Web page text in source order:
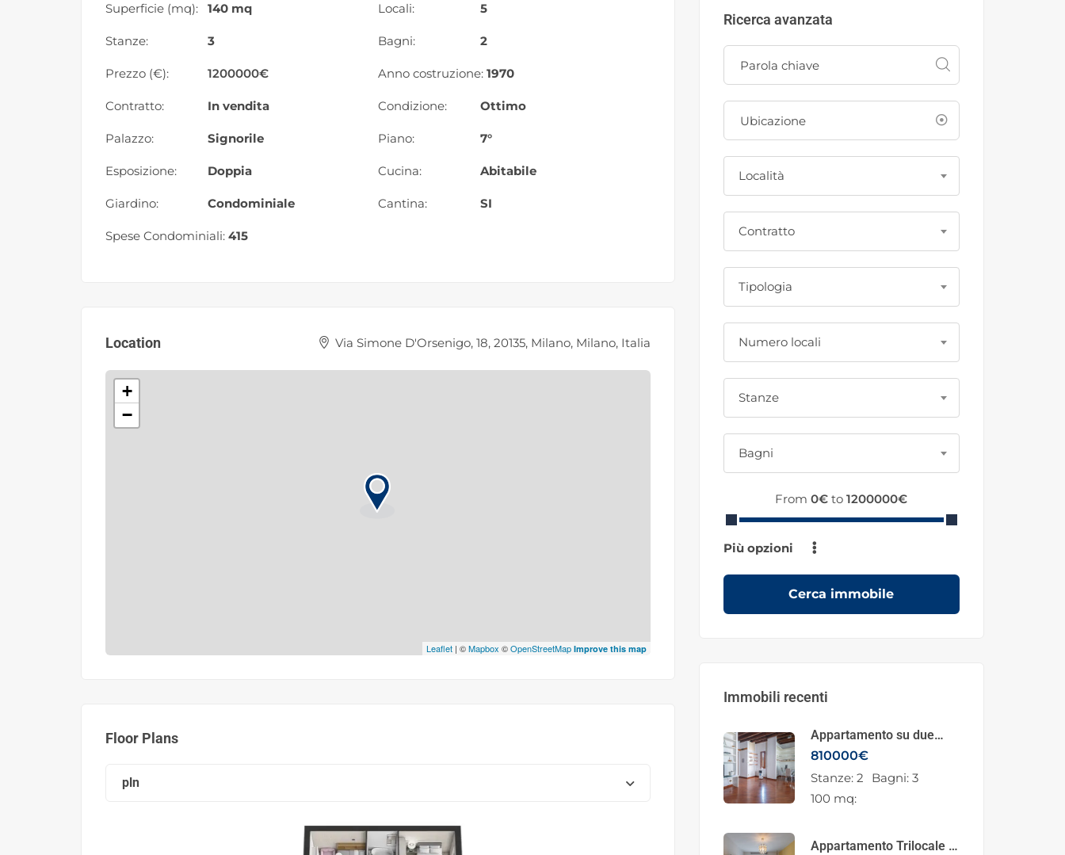
Superficie (mq): 140 mq Locali: 5
Stanze: 3 Bagni: 2
Prezzo (€): 1200000€ Anno costruzione: 1970
Contratto: In vendita Condizione: Ottimo
Palazzo: Signorile Piano: 7°
Esposizione: Doppia Cucina: Abitabile
Giardino: Condominiale Cantina: SI
Spese Condominiali: 415
Location Via Simone D'Orsenigo, 18, 20135, Milano, Milano, Italia
+
−
Leaflet | ©Mapbox ©OpenStreetMap Improve this map
Floor Plans
pln
Ricerca avanzata
Località
Contratto
Tipologia
Numero locali
Stanze
Bagni
From0€ to 1200000€
Più opzioni
Cerca immobile
Immobili recenti
Appartamento su due
piani in vendita in Viale
Coni Zugna 12, Milano
810000€
Stanze: 2 Bagni: 3
100 mq:
Appartamento Trilocale in